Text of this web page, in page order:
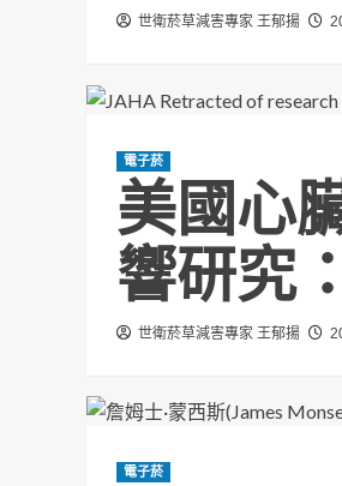
世衛菸草減害專家 王郁揚
電子菸
美國心
響研究
世衛菸草減害專家 王郁揚
電子菸